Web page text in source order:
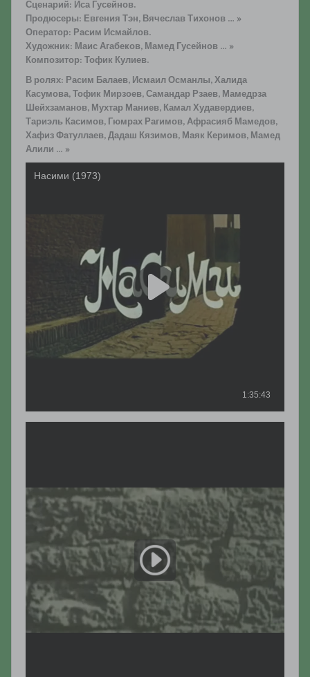
Сценарий: Иса Гусейнов.
Продюсеры: Евгения Тэн, Вячеслав Тихонов … »
Оператор: Расим Исмайлов.
Художник: Маис Агабеков, Мамед Гусейнов … »
Композитор: Тофик Кулиев.
В ролях: Расим Балаев, Исмаил Османлы, Халида
Касумова, Тофик Мирзоев, Самандар Рзаев, Мамедрза
Шейхзаманов, Мухтар Маниев, Камал Худавердиев,
Тариэль Касимов, Гюмрах Рагимов, Афрасияб Мамедов,
Хафиз Фатуллаев, Дадаш Кязимов, Маяк Керимов, Мамед
Алили … »